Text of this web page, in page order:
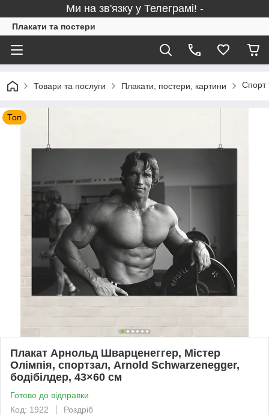
Ми на зв'язку у Телеграмі! -
Плакати та постери
Товари та послуги Плакати, постери, картини Спорт
Топ
Плакат Арнольд Шварценеггер, Містер
Олімпія, спортзал, Arnold Schwarzenegger,
бодібілдер, 43×60 см
Готово до відправки
Код: 1922
Роздріб